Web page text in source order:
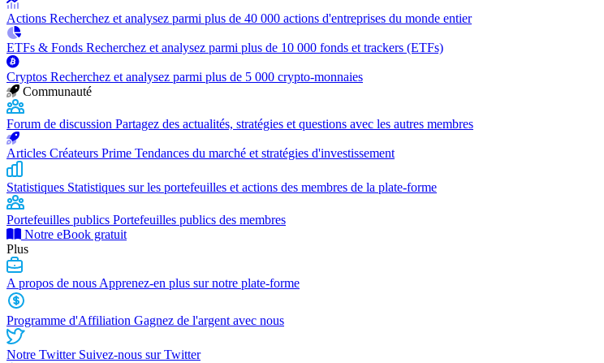
Actions Recherchez et analysez parmi plus de 40 000 actions d'entreprises du monde entier
ETFs & Fonds Recherchez et analysez parmi plus de 10 000 fonds et trackers (ETFs)
Cryptos Recherchez et analysez parmi plus de 5 000 crypto-monnaies
Communauté
Forum de discussion Partagez des actualités, stratégies et questions avec les autres membres
Articles Créateurs Prime Tendances du marché et stratégies d'investissement
Statistiques Statistiques sur les portefeuilles et actions des membres de la plate-forme
Portefeuilles publics Portefeuilles publics des membres
Notre eBook gratuit
Plus
A propos de nous Apprenez-en plus sur notre plate-forme
Programme d'Affiliation Gagnez de l'argent avec nous
Notre Twitter Suivez-nous sur Twitter